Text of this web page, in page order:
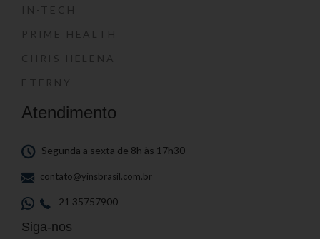
IN-TECH
PRIME HEALTH
CHRIS HELENA
ETERNY
Atendimento
Segunda a sexta de 8h às 17h30
contato@yinsbrasil.com.br
21 35757900
Siga-nos